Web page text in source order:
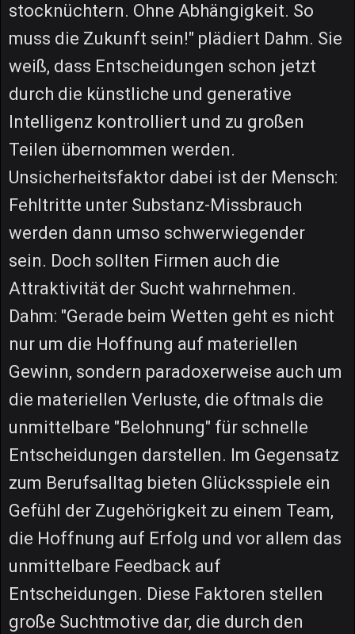
stocknüchtern. Ohne Abhängigkeit. So
muss die Zukunft sein!" plädiert Dahm. Sie
weiß, dass Entscheidungen schon jetzt
durch die künstliche und generative
Intelligenz kontrolliert und zu großen
Teilen übernommen werden.
Unsicherheitsfaktor dabei ist der Mensch:
Fehltritte unter Substanz-Missbrauch
werden dann umso schwerwiegender
sein. Doch sollten Firmen auch die
Attraktivität der Sucht wahrnehmen.
Dahm: "Gerade beim Wetten geht es nicht
nur um die Hoffnung auf materiellen
Gewinn, sondern paradoxerweise auch um
die materiellen Verluste, die oftmals die
unmittelbare "Belohnung" für schnelle
Entscheidungen darstellen. Im Gegensatz
zum Berufsalltag bieten Glücksspiele ein
Gefühl der Zugehörigkeit zu einem Team,
die Hoffnung auf Erfolg und vor allem das
unmittelbare Feedback auf
Entscheidungen. Diese Faktoren stellen
große Suchtmotive dar, die durch den